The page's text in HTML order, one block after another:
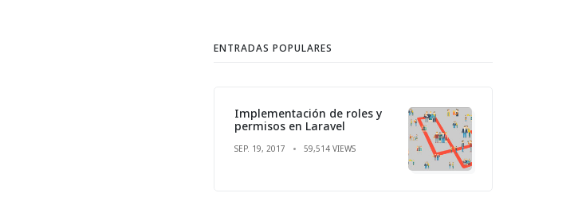
ENTRADAS POPULARES
Implementación de roles y
permisos en Laravel
SEP. 19, 2017 59,514 VIEWS